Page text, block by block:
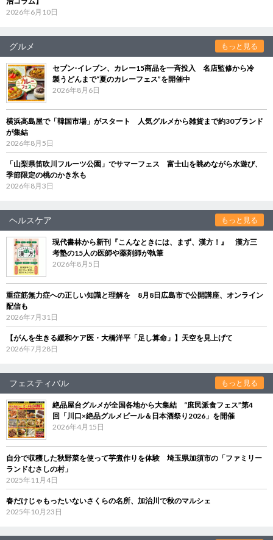
2026年6月10日
グルメ もっと見る
セブン‐イレブン、カレー15商品を一斉投入 名店監修から冷
製うどんまで“夏のカレーフェス”を開催中
2026年8月6日
横浜高島屋で「韓国市場」がスタート 人気グルメから雑貨まで約30ブランド
が集結
2026年8月5日
「山梨県笛吹川フルーツ公園」でサマーフェス 富士山を眺めながら水遊び、
季節限定の桃のかき氷も
2026年8月3日
ヘルスケア もっと見る
現代書林から新刊『こんなときには、まず、漢方！』 漢方三
考塾の15人の医師や薬剤師が執筆
2026年8月5日
重症筋無力症への正しい知識と理解を 8月8日広島市で公開講座、オンライン
配信も
2026年7月31日
【がんを生きる緩和ケア医・大橋洋平「足し算命」】天空を見上げて
2026年7月28日
フェスティバル もっと見る
絶品屋台グルメが全国各地から大集結 “庶民派食フェス”第4
回「川口×絶品グルメビール＆日本酒祭り2026」を開催
2026年4月15日
自分で収穫した秋野菜を使って芋煮作りを体験 埼玉県加須市の「ファミリー
ランドむさしの村」
2025年11月4日
春だけじゃもったいないさくらの名所、加治川で秋のマルシェ
2025年10月23日